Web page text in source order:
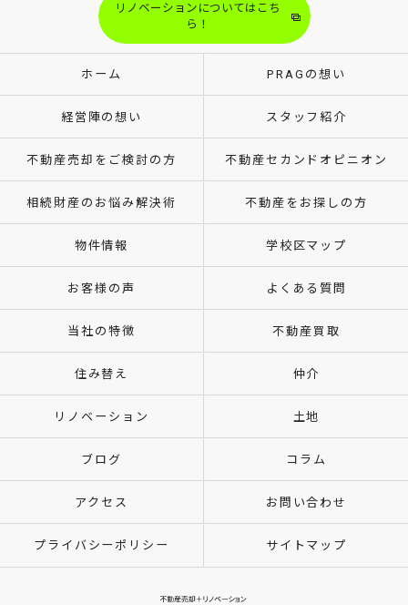
リノベーションについてはこち
ら！
ホーム PRAGの想い
経営陣の想い スタッフ紹介
不動産売却をご検討の方 不動産セカンドオピニオン
相続財産のお悩み解決術 不動産をお探しの方
物件情報 学校区マップ
お客様の声 よくある質問
当社の特徴 不動産買取
住み替え 仲介
リノベーション 土地
ブログ コラム
アクセス お問い合わせ
プライバシーポリシー サイトマップ